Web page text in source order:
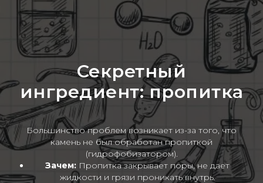
Секретный
ингредиент: пропитка
Большинство проблем возникает из-за того, что
камень не был обработан пропиткой
(гидрофобизатором).
Зачем: Пропитка закрывает поры, не дает
жидкости и грязи проникать внутрь.